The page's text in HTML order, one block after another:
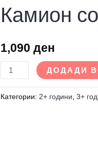
Камион
1,090ден
со
должина
количина
ДОДАДИ
Категории:2+ години,3+